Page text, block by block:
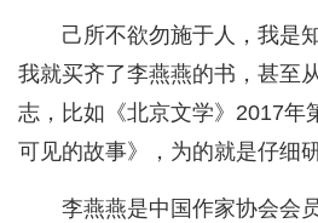
己所不欲勿施于人，我是
我就买齐了李燕燕的书，甚至
志，比如《北京文学》2017年
可见的故事》，为的就是仔细
李燕燕是中国作家协会会